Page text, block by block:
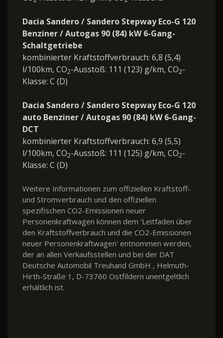
Dacia Sandero / Sandero Stepway Eco-G 120
Benziner / Autogas 90 (84) kW 6-Gang-
Schaltgetriebe
kombinierter Kraftstoffverbrauch: 6,8 (5,4)
l/100km, CO2-Ausstoß: 111 (123) g/km, CO2-
Klasse: C (D)
Dacia Sandero / Sandero Stepway Eco-G 120
auto Benziner / Autogas 90 (84) kW 6-Gang-
DCT
kombinierter Kraftstoffverbrauch: 6,9 (5,5)
l/100km, CO2-Ausstoß: 111 (125) g/km, CO2-
Klasse: C (D)
Weitere Informationen zum offiziellen Kraftstoff-
und Stromverbrauch und den offiziellen
spezifischen CO2-Emissionen neuer
Personenkraftwagen können dem 'Leitfaden über
den Kraftstoffverbrauch und die CO2-Emissionen
neuer Personenkraftwagen' entnommen werden,
der an allen Verkaufsstellen und bei der DAT
Deutsche Automobil Treuhand GmbH , Helmuth-
Hirth-Straße 1, D-73760 Ostfildern unentgeltlich
erhältlich ist.